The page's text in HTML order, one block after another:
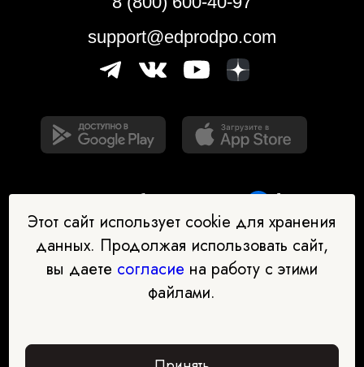
Наш бот-помощник в выборе
Перейти в чат-бот
support@edprodpo.com
Этот сайт использует cookie для хранения
данных. Продолжая использовать сайт,
вы даете согласие на работу с этими
файлами.